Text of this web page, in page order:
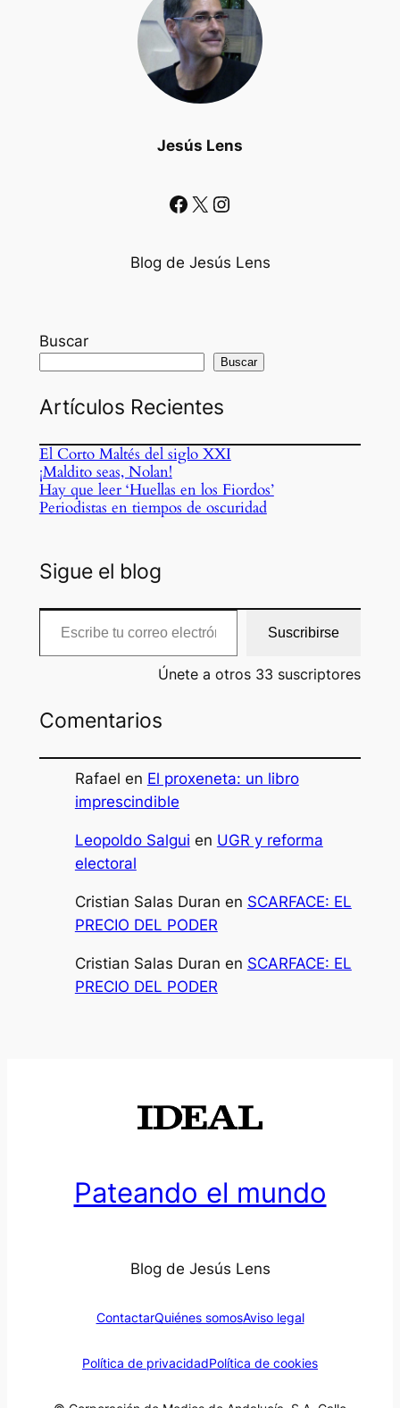
Jesús Lens
Facebook X Instagram
Blog de Jesús Lens
Buscar
Buscar
Artículos Recientes
El Corto Maltés del siglo XXI
¡Maldito seas, Nolan!
Hay que leer ‘Huellas en los Fiordos’
Periodistas en tiempos de oscuridad
Sigue el blog
Escribe tu correo electrónico…
Suscribirse
Únete a otros 33 suscriptores
Comentarios
Rafael en El proxeneta: un libro
imprescindible
Leopoldo Salgui en UGR y reforma
electoral
Cristian Salas Duran en SCARFACE: EL
PRECIO DEL PODER
Cristian Salas Duran en SCARFACE: EL
PRECIO DEL PODER
Pateando el mundo
Blog de Jesús Lens
ContactarQuiénes somosAviso legal
Política de privacidadPolítica de cookies